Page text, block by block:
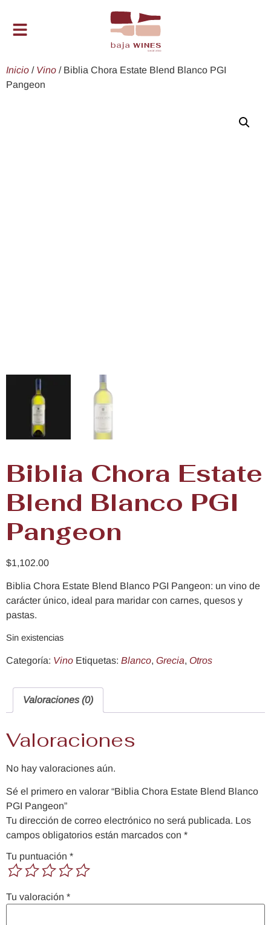
Inicio / Vino / Biblia Chora Estate Blend Blanco PGI
Pangeon
Biblia Chora Estate
Blend Blanco PGI
Pangeon
$1,102.00
Biblia Chora Estate Blend Blanco PGI Pangeon: un vino de
carácter único, ideal para maridar con carnes, quesos y
pastas.
Sin existencias
Categoría: Vino Etiquetas: Blanco, Grecia, Otros
Valoraciones (0)
Valoraciones
No hay valoraciones aún.
Sé el primero en valorar “Biblia Chora Estate Blend Blanco
PGI Pangeon”
Tu dirección de correo electrónico no será publicada. Los
campos obligatorios están marcados con *
Tu puntuación *
Tu valoración *